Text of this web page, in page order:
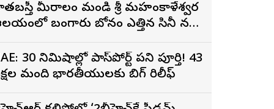
మీరాలం మండి శ్రీ మహంకాళేశ్వర
బంగారు బోనం ఎత్తిన సినీ నటి,
30 నిమిషాల్లో పాస్‌పోర్ట్ పని పూర్తి! 43
మంది భారతీయులకు బిగ్ రిలీఫ్